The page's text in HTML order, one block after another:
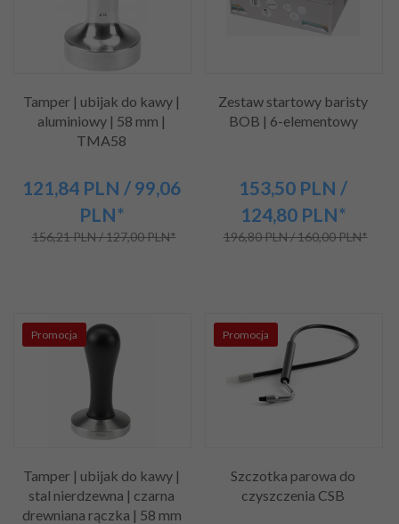
Tamper | ubijak do kawy |
aluminiowy | 58 mm |
TMA58
121,84 PLN / 99,06
PLN*
156,21 PLN / 127,00 PLN*
Zestaw startowy baristy
BOB | 6-elementowy
153,50 PLN /
124,80 PLN*
196,80 PLN / 160,00 PLN*
Promocja
Tamper | ubijak do kawy |
stal nierdzewna | czarna
drewniana rączka | 58 mm
Promocja
Szczotka parowa do
czyszczenia CSB